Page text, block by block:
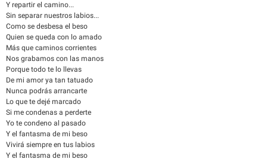
Y repartir el camino...
Sin separar nuestros labios...
Como se desbesa el beso
Quien se queda con lo amado
Más que caminos corrientes
Nos grabamos con las manos
Porque todo te lo llevas
De mi amor ya tan tatuado
Nunca podrás arrancarte
Lo que te dejé marcado
Si me condenas a perderte
Yo te condeno al pasado
Y el fantasma de mi beso
Vivirá siempre en tus labios
Y el fantasma de mi beso